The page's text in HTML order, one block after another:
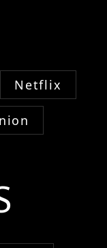
Netflix